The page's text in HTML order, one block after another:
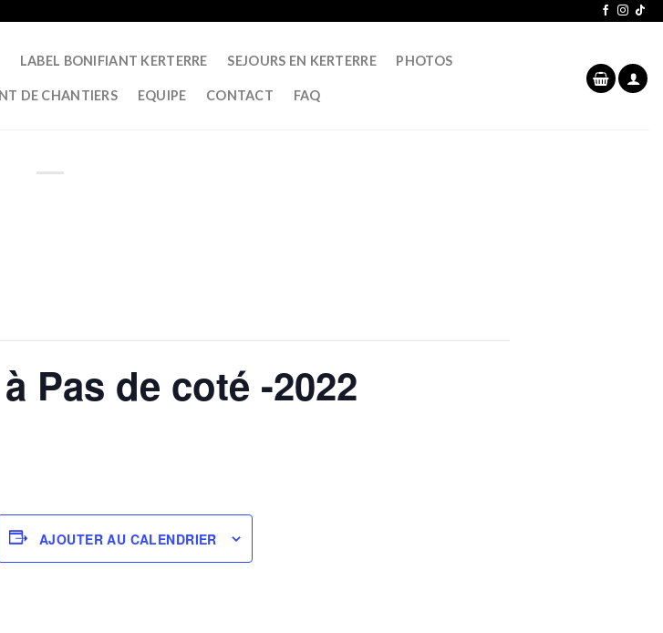
LABEL BONIFIANT KERTERRE SEJOURS EN KERTERRE PHOTOS
DE CHANTIERS EQUIPE CONTACT FAQ
Pas de coté -2022
AJOUTER AU CALENDRIER